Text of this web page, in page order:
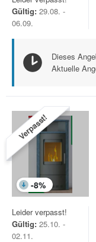
Gültig: 29.08. -
06.09.
Dieses
Aktuelle
Verpasst!
-8%
Leider verpasst!
Gültig: 25.10. -
02.11.